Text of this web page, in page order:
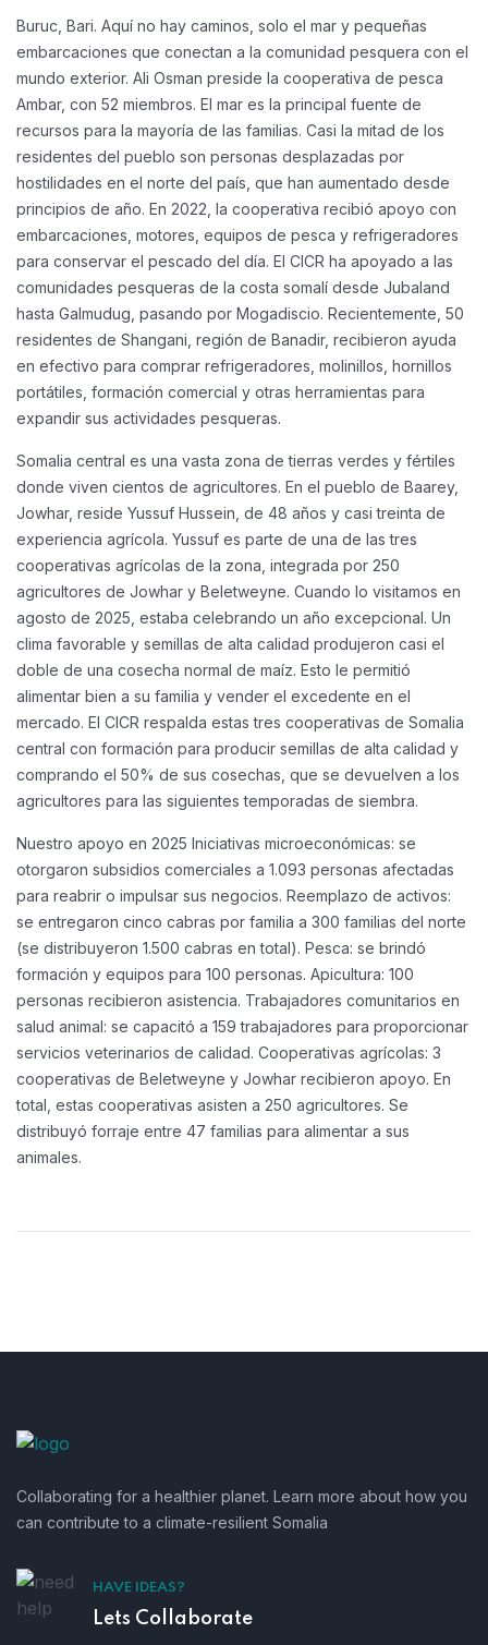
Buruc, Bari. Aquí no hay caminos, solo el mar y pequeñas
embarcaciones que conectan a la comunidad pesquera con el
mundo exterior. Ali Osman preside la cooperativa de pesca
Ambar, con 52 miembros. El mar es la principal fuente de
recursos para la mayoría de las familias. Casi la mitad de los
residentes del pueblo son personas desplazadas por
hostilidades en el norte del país, que han aumentado desde
principios de año. En 2022, la cooperativa recibió apoyo con
embarcaciones, motores, equipos de pesca y refrigeradores
para conservar el pescado del día. El CICR ha apoyado a las
comunidades pesqueras de la costa somalí desde Jubaland
hasta Galmudug, pasando por Mogadiscio. Recientemente, 50
residentes de Shangani, región de Banadir, recibieron ayuda
en efectivo para comprar refrigeradores, molinillos, hornillos
portátiles, formación comercial y otras herramientas para
expandir sus actividades pesqueras.
Somalia central es una vasta zona de tierras verdes y fértiles
donde viven cientos de agricultores. En el pueblo de Baarey,
Jowhar, reside Yussuf Hussein, de 48 años y casi treinta de
experiencia agrícola. Yussuf es parte de una de las tres
cooperativas agrícolas de la zona, integrada por 250
agricultores de Jowhar y Beletweyne. Cuando lo visitamos en
agosto de 2025, estaba celebrando un año excepcional. Un
clima favorable y semillas de alta calidad produjeron casi el
doble de una cosecha normal de maíz. Esto le permitió
alimentar bien a su familia y vender el excedente en el
mercado. El CICR respalda estas tres cooperativas de Somalia
central con formación para producir semillas de alta calidad y
comprando el 50% de sus cosechas, que se devuelven a los
agricultores para las siguientes temporadas de siembra.
Nuestro apoyo en 2025 Iniciativas microeconómicas: se
otorgaron subsidios comerciales a 1.093 personas afectadas
para reabrir o impulsar sus negocios. Reemplazo de activos:
se entregaron cinco cabras por familia a 300 familias del norte
(se distribuyeron 1.500 cabras en total). Pesca: se brindó
formación y equipos para 100 personas. Apicultura: 100
personas recibieron asistencia. Trabajadores comunitarios en
salud animal: se capacitó a 159 trabajadores para proporcionar
servicios veterinarios de calidad. Cooperativas agrícolas: 3
cooperativas de Beletweyne y Jowhar recibieron apoyo. En
total, estas cooperativas asisten a 250 agricultores. Se
distribuyó forraje entre 47 familias para alimentar a sus
animales.
Collaborating for a healthier planet. Learn more about how you
can contribute to a climate-resilient Somalia
HAVE IDEAS?
Lets Collaborate